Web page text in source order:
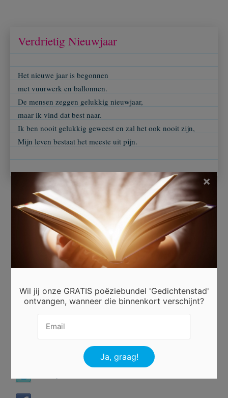
Verdrietig Nieuwjaar
Het nieuwe jaar is begonnen
met vuurwerk en ballonnen.
De mensen zeggen gelukkig nieuwjaar,
maar ik vind dat best naar.
Ik ben nooit gelukkig geweest en zal het ook nooit zijn,
Mijn leven bestaat het meeste uit pijn.
Beoordeel dit gedicht
Er is 7 keer gestemd.
Tags
Wil jij onze GRATIS poëziebundel 'Gedichtenstad'
ontvangen, wanneer die binnenkort verschijnt?
×